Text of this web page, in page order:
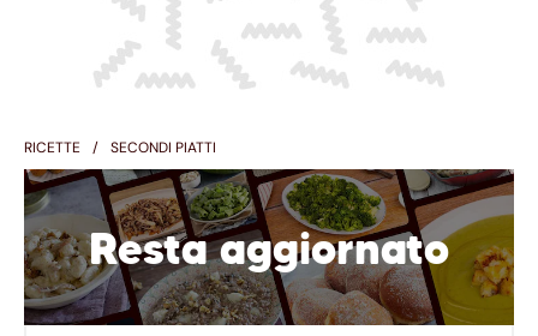
RICETTE SECONDI PIATTI
Resta aggiornato